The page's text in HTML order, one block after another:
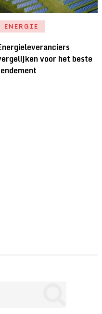
ENERGIE
voor het beste